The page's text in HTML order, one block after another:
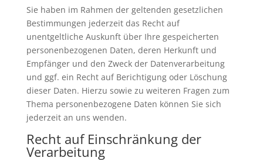
Sie haben im Rahmen der geltenden gesetzlichen
Bestimmungen jederzeit das Recht auf
unentgeltliche Auskunft über Ihre gespeicherten
personenbezogenen Daten, deren Herkunft und
Empfänger und den Zweck der Datenverarbeitung
und ggf. ein Recht auf Berichtigung oder Löschung
dieser Daten. Hierzu sowie zu weiteren Fragen zum
Thema personenbezogene Daten können Sie sich
jederzeit an uns wenden.
Recht auf Einschränkung der
Verarbeitung